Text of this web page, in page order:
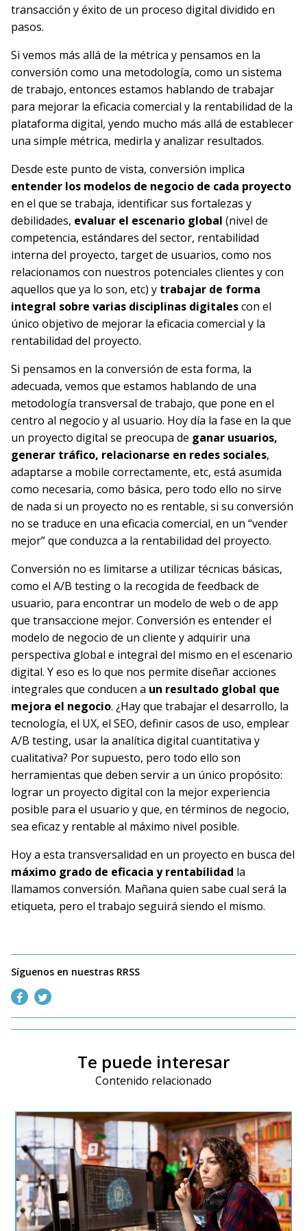
transacción y éxito de un proceso digital dividido en
pasos.
Si vemos más allá de la métrica y pensamos en la
conversión como una metodología, como un sistema
de trabajo, entonces estamos hablando de trabajar
para mejorar la eficacia comercial y la rentabilidad de la
plataforma digital, yendo mucho más allá de establecer
una simple métrica, medirla y analizar resultados.
Desde este punto de vista, conversión implica
entender los modelos de negocio de cada proyecto
en el que se trabaja, identificar sus fortalezas y
debilidades, evaluar el escenario global (nivel de
competencia, estándares del sector, rentabilidad
interna del proyecto, target de usuarios, como nos
relacionamos con nuestros potenciales clientes y con
aquellos que ya lo son, etc) y trabajar de forma
integral sobre varias disciplinas digitalescon el
único objetivo de mejorar la eficacia comercial y la
rentabilidad del proyecto.
Si pensamos en la conversión de esta forma, la
adecuada, vemos que estamos hablando de una
metodología transversal de trabajo, que pone en el
centro al negocio y al usuario. Hoy día la fase en la que
un proyecto digital se preocupa de ganar usuarios,
generar tráfico, relacionarse en redes sociales,
adaptarse a mobile correctamente, etc, está asumida
como necesaria, como básica, pero todo ello no sirve
de nada si un proyecto no es rentable, si su conversión
no se traduce en una eficacia comercial, en un “vender
mejor” que conduzca a la rentabilidad del proyecto.
Conversión no es limitarse a utilizar técnicas básicas,
como el A/B testing o la recogida de feedback de
usuario, para encontrar un modelo de web o de app
que transaccione mejor. Conversión es entender el
modelo de negocio de un cliente y adquirir una
perspectiva global e integral del mismo en el escenario
digital. Y eso es lo que nos permite diseñar acciones
integrales que conducen a un resultado global que
mejora el negocio. ¿Hay que trabajar el desarrollo, la
tecnología, el UX, el SEO, definir casos de uso, emplear
A/B testing, usar la analítica digital cuantitativa y
cualitativa? Por supuesto, pero todo ello son
herramientas que deben servir a un único propósito:
lograr un proyecto digital con la mejor experiencia
posible para el usuario y que, en términos de negocio,
sea eficaz y rentable al máximo nivel posible.
Hoy a esta transversalidad en un proyecto en busca del
máximo grado de eficacia y rentabilidad la
llamamos conversión. Mañana quien sabe cual será la
etiqueta, pero el trabajo seguirá siendo el mismo.
Síguenos en nuestras RRSS
Te puede interesar
Contenido relacionado